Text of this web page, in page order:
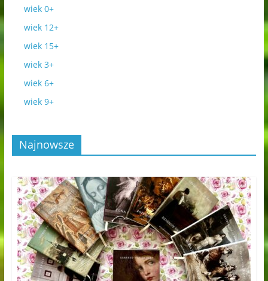
wiek 0+
wiek 12+
wiek 15+
wiek 3+
wiek 6+
wiek 9+
Najnowsze